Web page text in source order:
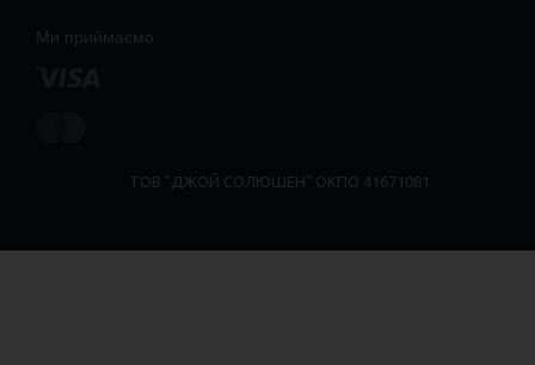
Ми приймаємо
ТОВ "ДЖОЙ СОЛЮШЕН" ОКПО 41671081